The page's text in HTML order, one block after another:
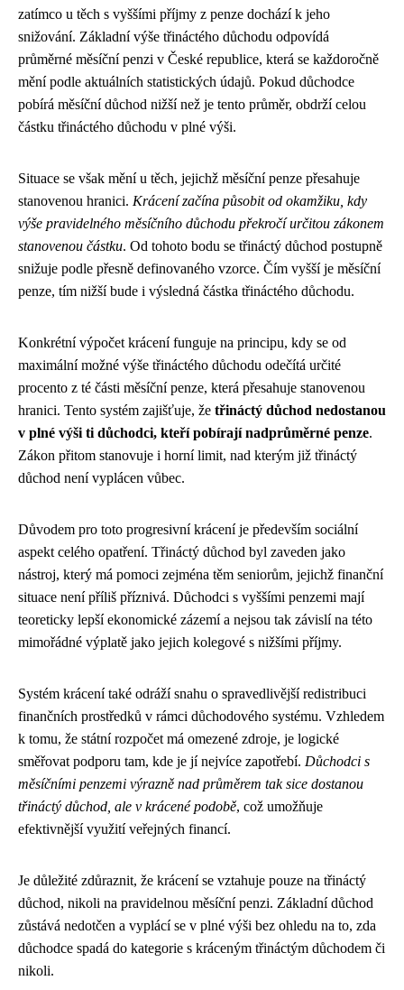
zatímco u těch s vyššími příjmy z penze dochází k jeho
snižování. Základní výše třináctého důchodu odpovídá
průměrné měsíční penzi v České republice, která se každoročně
mění podle aktuálních statistických údajů. Pokud důchodce
pobírá měsíční důchod nižší než je tento průměr, obdrží celou
částku třináctého důchodu v plné výši.
Situace se však mění u těch, jejichž měsíční penze přesahuje
stanovenou hranici. Krácení začína působit od okamžiku, kdy
výše pravidelného měsíčního důchodu překročí určitou zákonem
stanovenou částku. Od tohoto bodu se třináctý důchod postupně
snižuje podle přesně definovaného vzorce. Čím vyšší je měsíční
penze, tím nižší bude i výsledná částka třináctého důchodu.
Konkrétní výpočet krácení funguje na principu, kdy se od
maximální možné výše třináctého důchodu odečítá určité
procento z té části měsíční penze, která přesahuje stanovenou
hranici. Tento systém zajišťuje, že třináctý důchod nedostanou
v plné výši ti důchodci, kteří pobírají nadprůměrné penze.
Zákon přitom stanovuje i horní limit, nad kterým již třináctý
důchod není vyplácen vůbec.
Důvodem pro toto progresivní krácení je především sociální
aspekt celého opatření. Třináctý důchod byl zaveden jako
nástroj, který má pomoci zejména těm seniorům, jejichž finanční
situace není příliš příznivá. Důchodci s vyššími penzemi mají
teoreticky lepší ekonomické zázemí a nejsou tak závislí na této
mimořádné výplatě jako jejich kolegové s nižšími příjmy.
Systém krácení také odráží snahu o spravedlivější redistribuci
finančních prostředků v rámci důchodového systému. Vzhledem
k tomu, že státní rozpočet má omezené zdroje, je logické
směřovat podporu tam, kde je jí nejvíce zapotřebí. Důchodci s
měsíčními penzemi výrazně nad průměrem tak sice dostanou
třináctý důchod, ale v krácené podobě, což umožňuje
efektivnější využití veřejných financí.
Je důležité zdůraznit, že krácení se vztahuje pouze na třináctý
důchod, nikoli na pravidelnou měsíční penzi. Základní důchod
zůstává nedotčen a vyplácí se v plné výši bez ohledu na to, zda
důchodce spadá do kategorie s kráceným třináctým důchodem či
nikoli.